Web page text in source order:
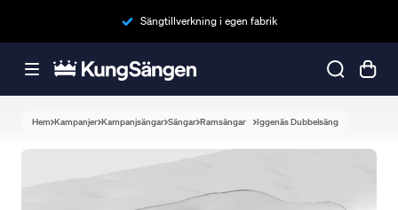
Sängtillverkning i egen fabrik
Hem Kampanjer Kampanjsängar Sängar Ramsängar Iggenäs Dubbelsäng